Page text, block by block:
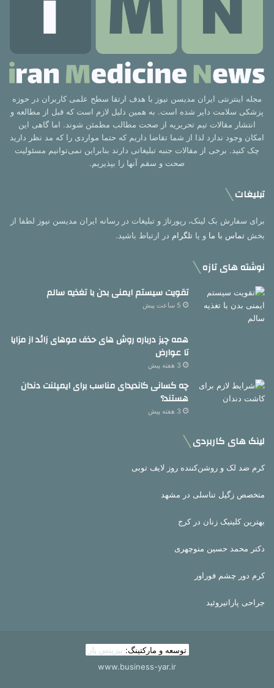
مجله اینترنتی ایران مدیسن نیوز با هدف ارتقا سطح علمی کاربران در حوزه
پزشکی سلامت دایر شده است. به همین دلیل لازم است که قبل از مطالعه و
انتشار مقالات تیم تحریریه از صحت مطالب مطمئن شوند. اما گاهی این
امکان وجود ندارد لذا از شما تقاضا داریم که حتما مواردی را که مد نظر دارید
چک کنید. برخی از مقالات جنبه تبلیغاتی دارند بنابراین نمی‌توانیم مسئولیت
صحت و سقم آنها را بپذیریم.
تبلیغات
برای سفارش بک لینک، رپورتاژ و تبلیغات در رسانه ایران مدیسن نیوز لطفا از
بخش تماس با ما و یا تلگرام در ارتباط باشید.
نوشته های تازه
تقویت سیستم ایمنی بدن با تغذیه سالم
5 ساعت پیش
همه چیز درباره روش های حذف موهای زائد از مزایا
تا عوارض
3 هفته پیش
چه کسانی کاندیدای مناسب برای ایمپلنت دندان
هستند؟
3 هفته پیش
لینک های کاربردی
کرم ضد لک و روشن‌کننده روز لایف توبی
متخصص زگیل تناسلی در مشهد
بهترین کلینیک زنان در کرج
دکتر محمد حسین منوچهری
کرم دور چشم فوراور
جراحی پاراتیروئید
توسعه و مارکتینگ: بیزینس یار
www.business-yar.ir